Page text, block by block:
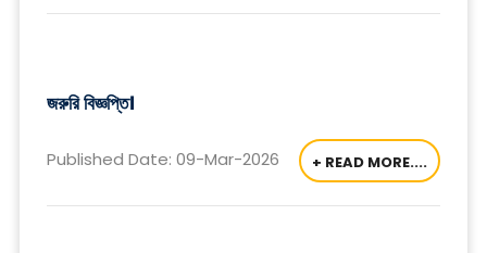
জরুরি বিজ্ঞপ্তি।
Published Date: 09-Mar-2026 + READ MORE....